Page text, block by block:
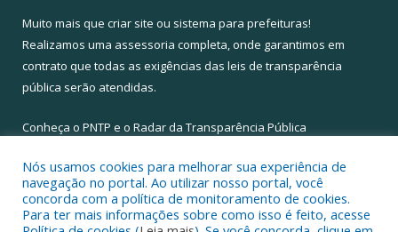
Muito mais que criar site ou sistema para prefeituras!
Realizamos uma assessoria completa, onde garantimos em
contrato que todas as exigências das leis de transparência
pública serão atendidas.
Conheça o PNTP e o Radar da Transparência Pública
Todos os direitos reservados a Câmara Municipal de Santa Maria
Nós usamos cookies para melhorar sua experiência de
navegação no portal. Ao utilizar nosso portal, você
concorda com a política de monitoramento de cookies.
Para ter mais informações sobre como isso é feito, acesse